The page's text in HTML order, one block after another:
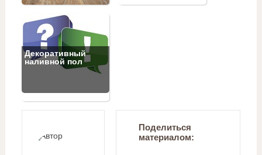
Декоративный
наливной пол
Поделиться
материалом: